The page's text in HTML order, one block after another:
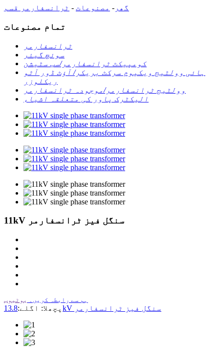
گھر - مصنوعات - ٹرانسفارمر قسم
تمام مصنوعات
ٹرانسفارمر
سوئچ گیئر
کومپیکٹ ٹرانسفارمر/سب سٹیشن
ہائی وولٹیج ویکیوم سرکٹ بریکر/ آؤٹ ڈور آٹو
ریکلوزر
وولٹیج ٹرانسفارمر/موجودہ ٹرانسفارمر
الیکٹرک پاور کی متعلقہ اشیاء
11kV سنگل فیز ٹرانسفارمر
ہم سے رابطہ کریں۔ یوٹیوب
پچھلا: اگلے: 13.8kV سنگل فیز ٹرانسفارمر